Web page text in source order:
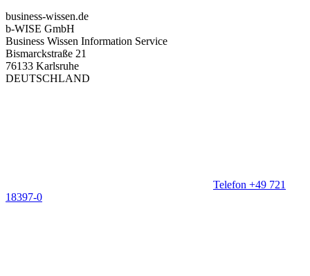
business-wissen.de
b-WISE GmbH
Business Wissen Information Service
Bismarckstraße 21
76133 Karlsruhe
DEUTSCHLAND
Telefon +49 721
18397-0